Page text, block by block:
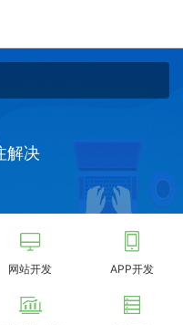
解决
网站开发 APP开发